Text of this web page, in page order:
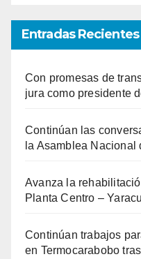
Entradas Recientes
Con promesas de
jura como presidente
Continúan las
la Asamblea Nacional
Avanza la
Planta Centro –
Continúan trabajos
en Termocarabobo